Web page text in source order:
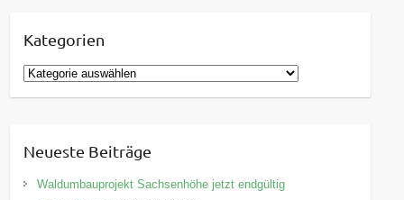
Kategorien
K
a
g
o
Neueste Beiträge
Waldumbauprojekt Sachsenhöhe jetzt endgültig